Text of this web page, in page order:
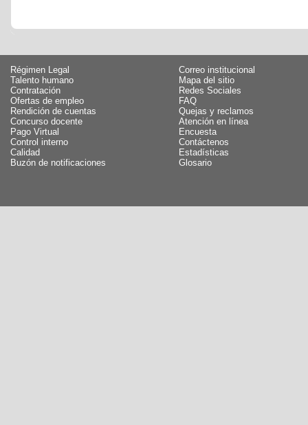
Régimen Legal
Talento humano
Contratación
Ofertas de empleo
Rendición de cuentas
Concurso docente
Pago Virtual
Control interno
Calidad
Buzón de notificaciones
Correo institucional
Mapa del sitio
Redes Sociales
FAQ
Quejas y reclamos
Atención en línea
Encuesta
Contáctenos
Estadísticas
Glosario